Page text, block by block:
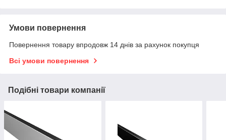
Умови повернення
Повернення товару впродовж 14 днів за рахунок покупця
Всі умови повернення
Подібні товари компанії